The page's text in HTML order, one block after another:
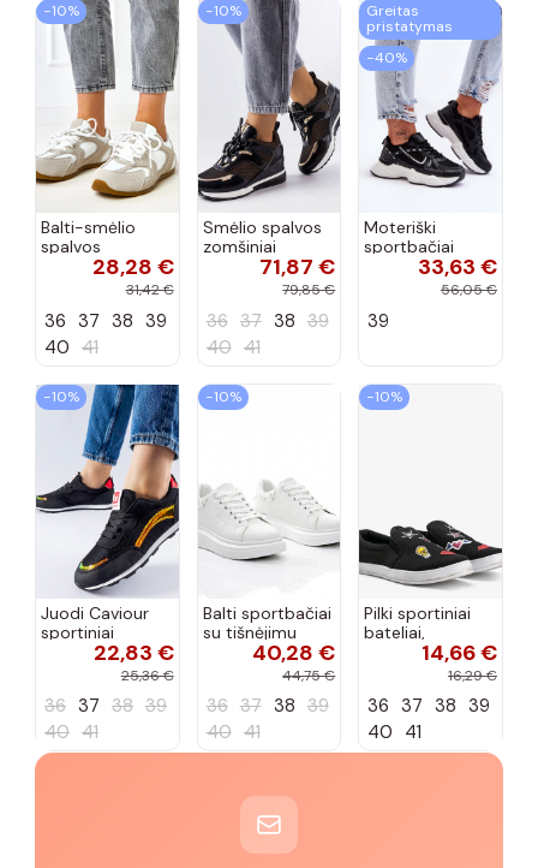
−10%
Balti-smėlio
spalvos
sportiniai
Casey
28,28 €
31,42 €
36 37 38 39
40 41
−10%
Smėlio spalvos
zomšiniai
sportiniai
bateliai, „Karino"
71,87 €
79,85 €
36 37 38 39
40 41
Greitas
pristatymas
−40%
Moteriški
sportbačiai
juodos spalvos
33,63 €
56,05 €
39
−10%
Juodi Caviour
sportiniai
sportbačiai22,83 €
25,36 €
36 37 38 39
40 41
−10%
Balti sportbačiai
su tišnėjimu
Peyton40,28 €
44,75 €
36 37 38 39
40 41
−10%
Pilki sportiniai
bateliai,
„Justice"14,66 €
16,29 €
36 37 38 39
40 41